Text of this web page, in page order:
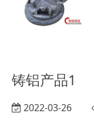
铸铝产品1
2022-03-26